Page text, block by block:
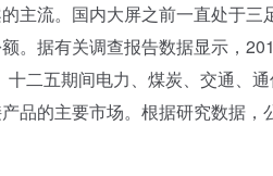
流。国内大屏之前一直处于三
。据有关调查报告数据显示，
二五期间电力、煤炭、交通、
品的主要市场。根据研究数据，